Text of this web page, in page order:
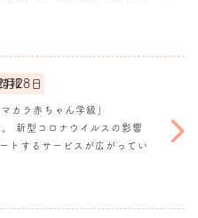
28日
報
カラ赤ちゃん学級」
新型コロナウイルスの影響
トするサービスが広がってい